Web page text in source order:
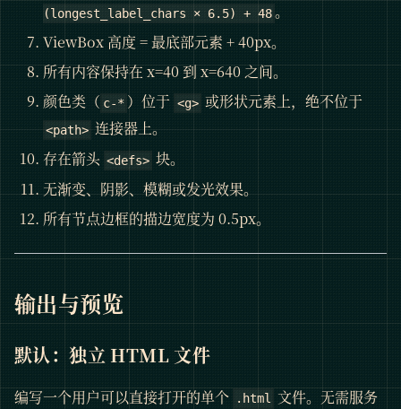
(longest_label_chars × 6.5) + 48。
ViewBox 高度 = 最底部元素 + 40px。
所有内容保持在 x=40 到 x=640 之间。
颜色类（ c-* ）位于 <g> 或形状元素上，绝不位于
<path>连接器上。
存在箭头 <defs> 块。
无渐变、阴影、模糊或发光效果。
所有节点边框的描边宽度为 0.5px。
输出与预览
默认：独立 HTML 文件
编写一个用户可以直接打开的单个 .html 文件。无需服务